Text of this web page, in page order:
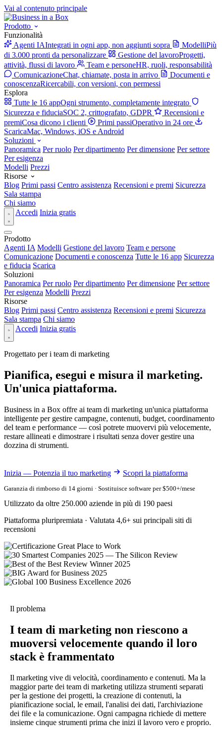
Vai al contenuto principale
Prodotto
Funzionalità
Agenti IAIntegrati in ogni app, non aggiunti sopra ModelliPiù
di 3.000 pronti da personalizzare
Gestione del lavoroProgetti,
attività, flussi di lavoro
Team e personeHR, ruoli, responsabilità
ComunicazioneChat, chiamate, posta in arrivo
Documenti e
conoscenzaRicercabili, con versioni, con permessi
Esplora
Tutte le 16 appOgni strumento, completamente integrato
Sicurezza e fiduciaSOC 2, crittografato, GDPR
Recensioni e
premiCosa dicono i clienti Primi passiOperativo in 24 ore
ScaricaMac, Windows, iOS e Android
Soluzioni
Panoramica Per ruolo Per dipartimento Per dimensione Per settore
Per esigenza
Modelli Prezzi
Risorse
Blog Primi passi Centro assistenza Recensioni e premi Sicurezza
Sala stampa
Chi siamo
Accedi Inizia gratis
Prodotto
Agenti IA Modelli Gestione del lavoro Team e persone
Comunicazione Documenti e conoscenza Tutte le 16 app Sicurezza
e fiducia Scarica
Soluzioni
Panoramica Per ruolo Per dipartimento Per dimensione Per settore
Per esigenza Modelli Prezzi
Risorse
Blog Primi passi Centro assistenza Recensioni e premi Sicurezza
Sala stampa Chi siamo
Accedi Inizia gratis
Progettato per i team di marketing
Pianifica, esegui e misura il marketing.
Un'unica piattaforma.
Business in a Box offre ai team di marketing un'unica piattaforma
intelligente per gestire campagne, contenuti, budget, coordinamento
del team e performance — così potrete muovervi più velocemente,
restare allineati e dimostrare i risultati senza dover gestire una
dozzina di strumenti.
Inizia — Potenzia il tuo marketing Scopri la piattaforma
Garanzia di rimborso di 14 giorni · Sostituisce software per $500+/mese
Utilizzato da oltre 250.000 aziende in più di 190 paesi
Piattaforma pluripremiata · Valutata 4,6+ sui principali siti di
recensioni
Il problema
I team di marketing non riescono a
muoversi velocemente quando il loro
stack è frammentato
Il marketing vive di velocità, coordinamento e contenuti. Ma la
maggior parte dei team di marketing utilizza strumenti separati
per la gestione dei progetti, la creazione di contenuti, la
pianificazione social, le email, l'analisi dei dati, l'archiviazione
dei file e la comunicazione. Ogni campagna richiede di mettere
insieme cinque strumenti prima che inizi il lavoro vero e proprio.